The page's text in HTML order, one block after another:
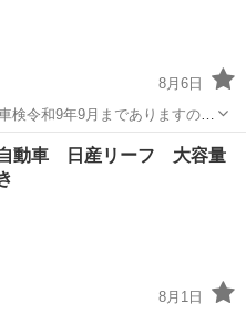
8月6日
検令和9年9月までありますので
支払い済みですので、お得で
行可能です。 ガソリンが高い
フ
動車 日産リーフ 大容量
8月1日